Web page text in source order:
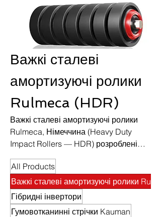
Важкі сталеві
амортизуючі ролики
Rulmeca (HDR)
Важкі сталеві амортизуючі ролики
Rulmeca, Німеччина (Heavy Duty
Impact Rollers — HDR) розроблені
колосальної кінетичної енергії
падіння матеріалу, захищаючи
конвеєрну стрічку від проколів,
розривів та передчасного зносу.
All Products
Важкі сталеві амортизуючі ролики
Гібридні інвертори
Гумовотканинні стрічки Kauman